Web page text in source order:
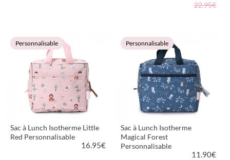
VOIR LE PRODUIT
22.95€
VOIR LE PRODUIT
Personnalisable
Sac à Lunch Isotherme Little
Red Personnalisable
16.95€
Personnalisable
Sac à Lunch Isotherme
Magical Forest
Personnalisable
11.90€